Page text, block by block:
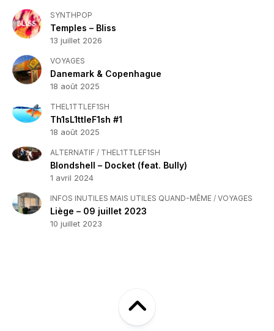
SYNTHPOP
Temples – Bliss
13 juillet 2026
VOYAGES
Danemark & Copenhague
18 août 2025
THEL1TTLEF1SH
Th1sL1ttleF1sh #1
18 août 2025
ALTERNATIF / THEL1TTLEF1SH
Blondshell – Docket (feat. Bully)
1 avril 2024
INFOS INUTILES MAIS UTILES QUAND-MÊME / VOYAGES
Liège – 09 juillet 2023
10 juillet 2023